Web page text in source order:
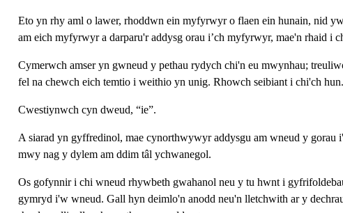
Eto yn rhy aml o lawer, rhoddwn ein myfyrwyr o flaen ein hunain, nid
am eich myfyrwyr a darparu'r addysg orau i’ch myfyrwyr, mae'n rhaid i
Cymerwch amser yn gwneud y pethau rydych chi'n eu mwynhau;
fel na chewch eich temtio i weithio yn unig. Rhowch seibiant i chi'ch hun.
Cwestiynwch cyn dweud, “ie”.
A siarad yn gyffredinol, mae cynorthwywyr addysgu am wneud y
mwy nag y dylem am ddim tâl ychwanegol.
Os gofynnir i chi wneud rhywbeth gwahanol neu y tu hwnt i
gymryd i'w wneud. Gall hyn deimlo'n anodd neu'n lletchwith ar y